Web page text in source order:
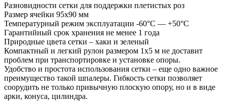
Разновидности сетки для поддержки плетистых роз
Размер ячейки 95х90 мм
Температурный режим эксплуатации -60°С — +50°С
Гарантийный срок хранения не менее 1 года
Природные цвета сетки – хаки и зеленый
Компактный и легкий рулон размером 1х5 м не доставит
проблем при транспортировке и установке опоры.
Удобство и простота использования сетки – еще одно важное
преимущество такой шпалеры. Гибкость сетки позволяет
соорудить не только привычную плоскую опору, но и в виде
арки, конуса, цилиндра.